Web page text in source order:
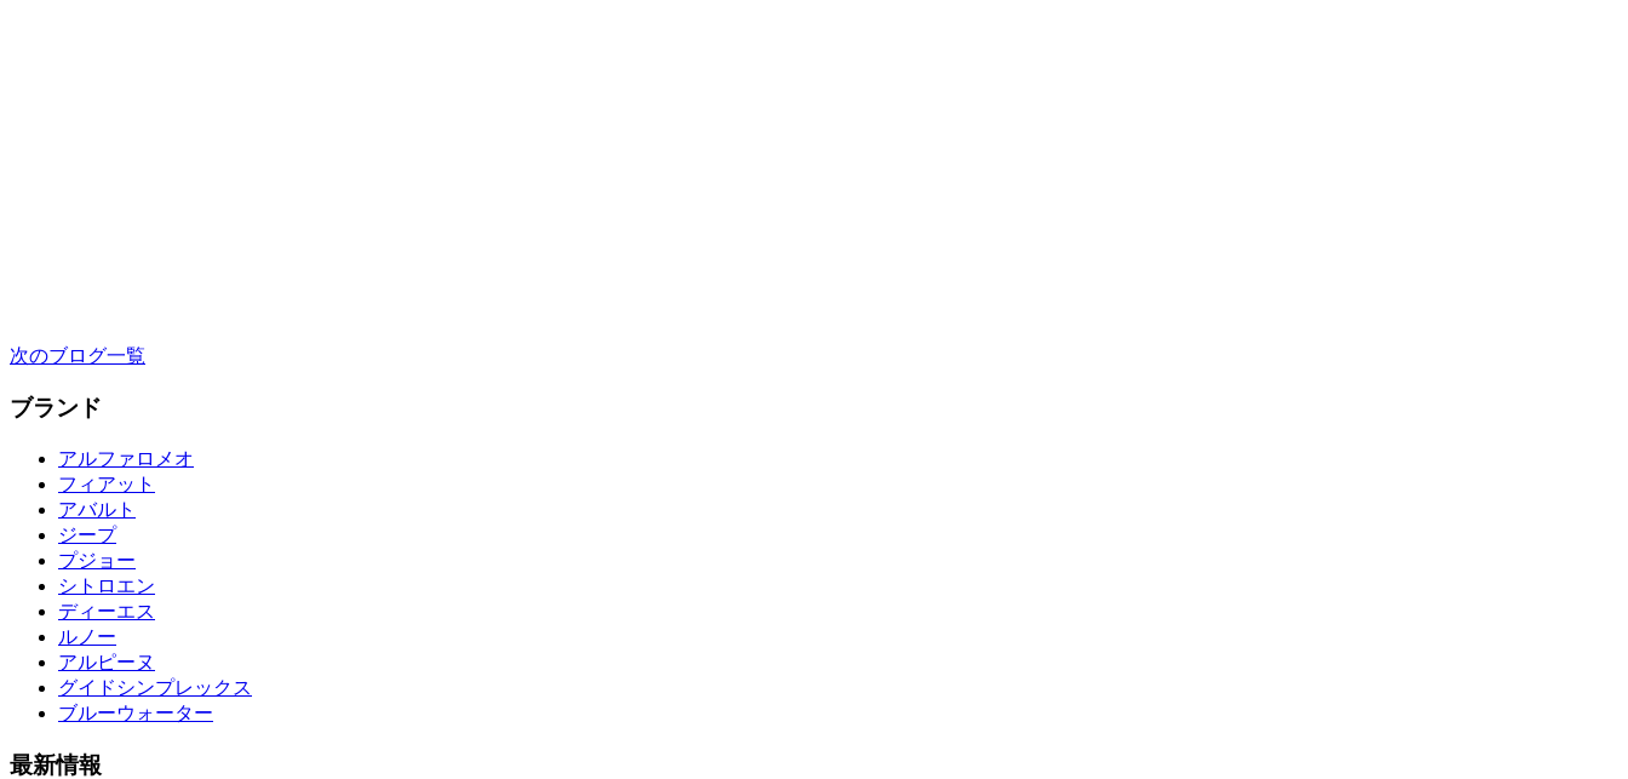
次のブログ一覧
ブランド
アルファロメオ
フィアット
アバルト
ジープ
プジョー
シトロエン
ディーエス
ルノー
アルピーヌ
グイドシンプレックス
ブルーウォーター
最新情報